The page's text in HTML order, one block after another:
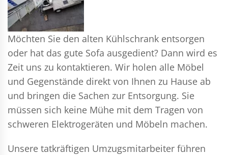
Möchten Sie den alten Kühlschrank entsorgen
oder hat das gute Sofa ausgedient? Dann wird es
Zeit uns zu kontaktieren. Wir holen alle Möbel
und Gegenstände direkt von Ihnen zu Hause ab
und bringen die Sachen zur Entsorgung. Sie
müssen sich keine Mühe mit dem Tragen von
schweren Elektrogeräten und Möbeln machen.
Unsere tatkräftigen Umzugsmitarbeiter führen